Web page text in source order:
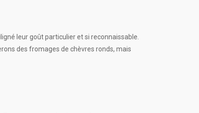
leur goût particulier et si reconnaissable.
des fromages de chèvres ronds, mais